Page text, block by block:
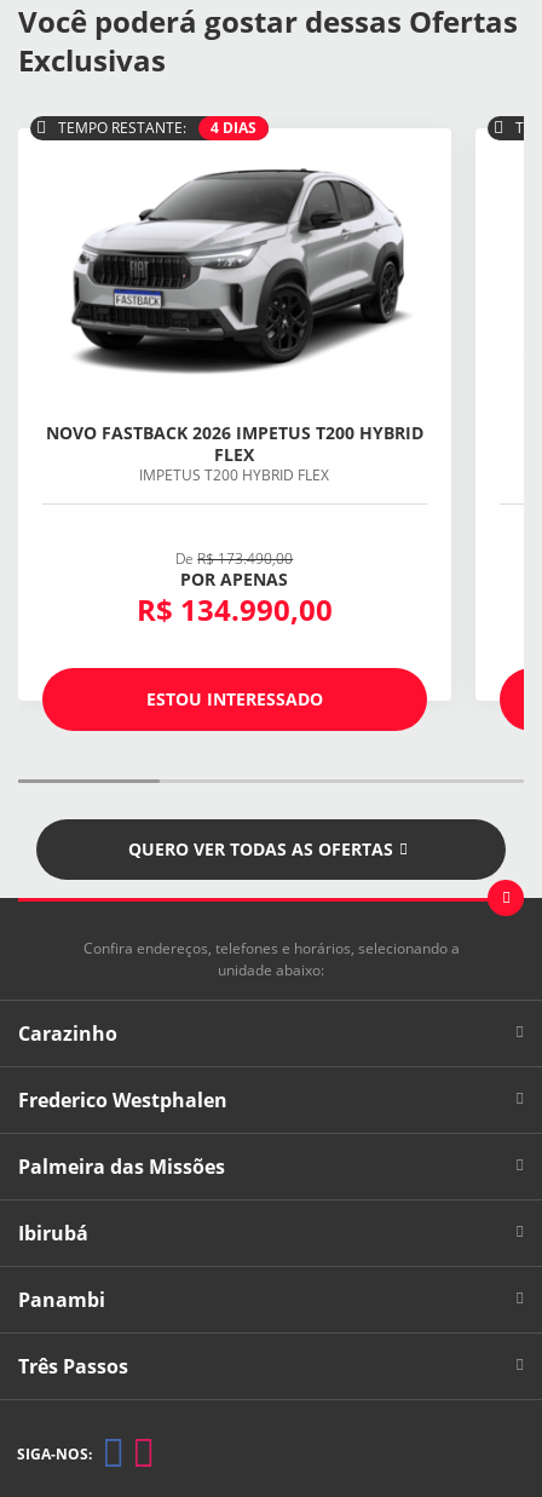
Você poderá gostar dessas Ofertas
Exclusivas
TEMPO RESTANTE: 4 DIAS
NOVO FASTBACK 2026 IMPETUS T200 HYBRID
FLEX
IMPETUS T200 HYBRID FLEX
DeR$ 173.490,00
POR APENAS
R$ 134.990,00
ESTOU INTERESSADO
QUERO VER TODAS AS OFERTAS
Confira endereços, telefones e horários, selecionando a
unidade abaixo:
Carazinho
Frederico Westphalen
Palmeira das Missões
Ibirubá
Panambi
Três Passos
SIGA-NOS: